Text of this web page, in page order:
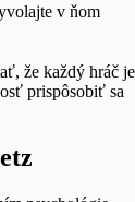
v ňom
že každý hráč je
prispôsobiť sa